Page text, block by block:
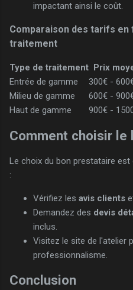
impactant ainsi le coût.
Comparaison des tarifs en
traitement
Type de traitement Prix
Entrée de gamme
300€ -
Milieu de gamme
600€ -
Haut de gamme
900€ -
Comment choisir le
Le choix du bon prestataire
:
Vérifiez les avis clients
Demandez des devis
inclus.
Visitez le site de l'atelier
professionnalisme.
Conclusion